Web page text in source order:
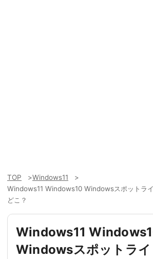
TOP
Windows11
Windows11 Windows10 Windowsスポットラ
どこ？
Windows11
Windowsスポットライ